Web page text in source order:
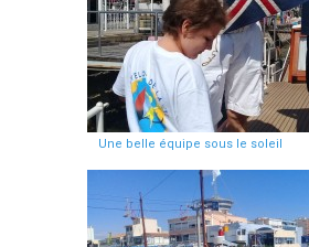
Une belle équipe sous le soleil